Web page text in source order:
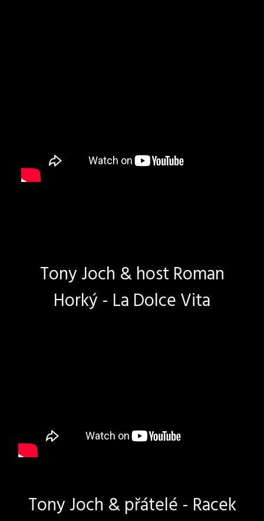
Tony Joch & host Roman
Horký - La Dolce Vita
Tony Joch & přátelé - Racek